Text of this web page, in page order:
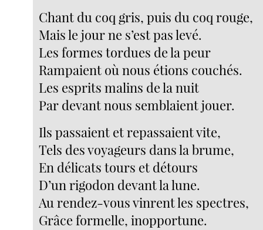
Chant du coq gris, puis du coq rouge,
Mais le jour ne s’est pas levé.
Les formes tordues de la peur
Rampaient où nous étions couchés.
Les esprits malins de la nuit
Par devant nous semblaient jouer.
Ils passaient et repassaient vite,
Tels des voyageurs dans la brume,
En délicats tours et détours
D’un rigodon devant la lune.
Au rendez-vous vinrent les spectres,
Grâce formelle, inopportune.